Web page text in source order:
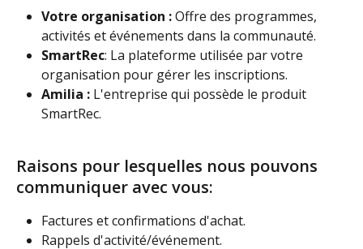
Votre organisation : Offre des programmes,
activités et événements dans la communauté.
SmartRec: La plateforme utilisée par votre
organisation pour gérer les inscriptions.
Amilia : L'entreprise qui possède le produit
SmartRec.
Raisons pour lesquelles nous pouvons
communiquer avec vous:
Factures et confirmations d'achat.
Rappels d'activité/événement.